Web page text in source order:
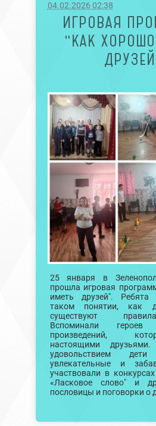
04.02.2026 02:38
ИГРОВАЯ
"КАК
25 января в
прошла игровая
иметь друзей". Ребята
таком понятии, как
существуют
Вспоминали героев
произведений,
настоящими
удовольствием
увлекательные и
участвовали в
«Ласковое слово" и
пословицы и поговорки о